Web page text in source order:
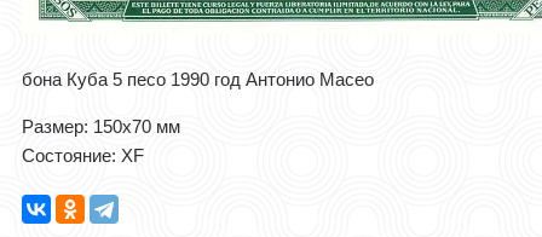
бона Куба 5 песо 1990 год Антонио Масео
Размер: 150x70 мм
Состояние: XF